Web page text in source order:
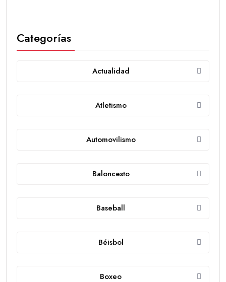
Categorías
Actualidad
Atletismo
Automovilismo
Baloncesto
Baseball
Béisbol
Boxeo